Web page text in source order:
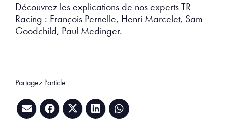
Découvrez les explications de nos experts TR
Racing : François Pernelle, Henri Marcelet, Sam
Goodchild, Paul Medinger.
Partagez l’article